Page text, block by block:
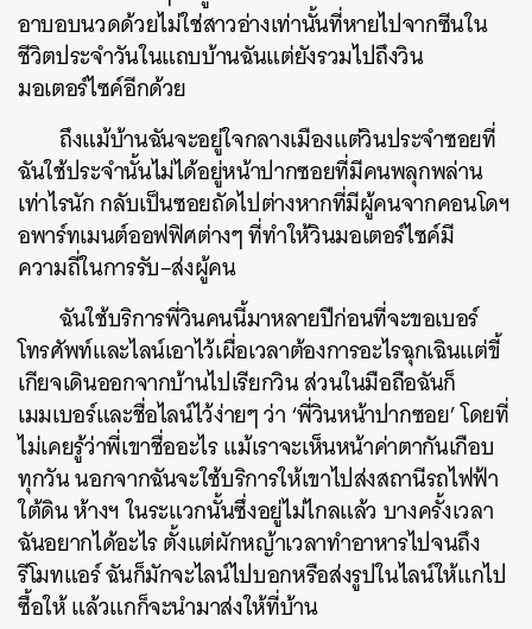
อาบอบนวดด้วยไม่ใช่สาวอ่างเท่านั้นที่หายไปจากซีนใน
ชีวิตประจำวันในแถบบ้านฉันแต่ยังรวมไปถึงวิน
มอเตอร์ไซค์อีกด้วย
ถึงแม้บ้านฉันจะอยู่ใจกลางเมืองแต่วินประจำซอยที่
ฉันใช้ประจำนั้นไม่ได้อยู่หน้าปากซอยที่มีคนพลุกพล่าน
เท่าไรนัก กลับเป็นซอยถัดไปต่างหากที่มีผู้คนจากคอนโดฯ
อพาร์ทเมนต์ออฟฟิศต่างๆ ที่ทำให้วินมอเตอร์ไซค์มี
ความถี่ในการรับ–ส่งผู้คน
ฉันใช้บริการพี่วินคนนี้มาหลายปีก่อนที่จะขอเบอร์
โทรศัพท์และไลน์เอาไว้เผื่อเวลาต้องการอะไรฉุกเฉินแต่ขี้
เกียจเดินออกจากบ้านไปเรียกวิน ส่วนในมือถือฉันก็
เมมเบอร์และชื่อไลน์ไว้ง่ายๆ ว่า‘พี่วินหน้าปากซอย’โดยที่
ไม่เคยรู้ว่าพี่เขาชื่ออะไร แม้เราจะเห็นหน้าค่าตากันเกือบ
ทุกวัน นอกจากฉันจะใช้บริการให้เขาไปส่งสถานีรถไฟฟ้า
ใต้ดิน ห้างฯ ในระแวกนั้นซึ่งอยู่ไม่ไกลแล้ว บางครั้งเวลา
ฉันอยากได้อะไร ตั้งแต่ผักหญ้าเวลาทำอาหารไปจนถึง
รีโมทแอร์ ฉันก็มักจะไลน์ไปบอกหรือส่งรูปในไลน์ให้แกไป
ซื้อให้ แล้วแกก็จะนำมาส่งให้ที่บ้าน